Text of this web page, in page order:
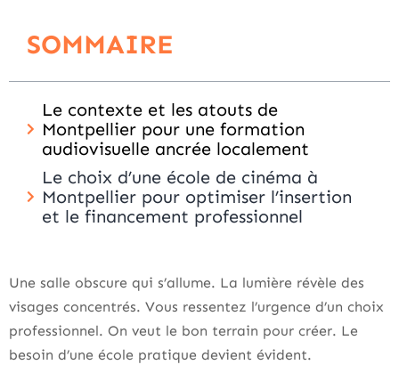
SOMMAIRE
Le contexte et les atouts de
Montpellier pour une formation
audiovisuelle ancrée localement
Le choix d’une école de cinéma à
Montpellier pour optimiser l’insertion
et le financement professionnel
Une salle obscure qui s’allume. La lumière révèle des
visages concentrés. Vous ressentez l’urgence d’un choix
professionnel. On veut le bon terrain pour créer. Le
besoin d’une école pratique devient évident.